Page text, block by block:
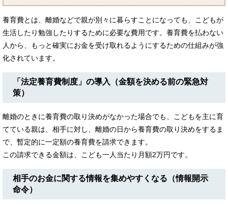
養育費とは、離婚などで親が別々に暮らすことになっても、こどもが
生活したり勉強したりするために必要な費用です。養育費を払わない
人から、もっと確実にお金を受け取れるようにするための仕組みが強
化されています。
「法定養育費制度」の導入（金額を決める前の緊急対
策）
離婚のときに養育費の取り決めがなかった場合でも、こどもを主に育
てている親は、相手に対し、離婚の日から養育費の取り決めをするま
で、暫定的に一定額の養育費を請求できます。
この請求できる金額は、こども一人当たり月額2万円です。
相手のお金に関する情報を集めやすくなる（情報開示
命令）